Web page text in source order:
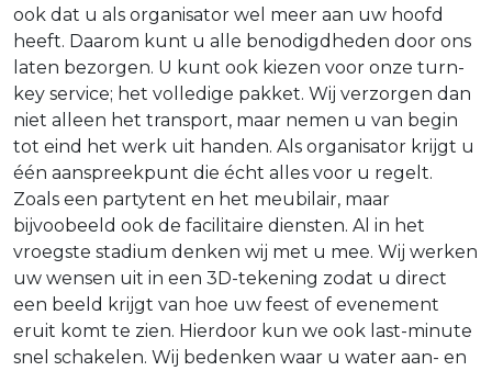
ook dat u als organisator wel meer aan uw hoofd
heeft. Daarom kunt u alle benodigdheden door ons
laten bezorgen. U kunt ook kiezen voor onze turn-
key service; het volledige pakket. Wij verzorgen dan
niet alleen het transport, maar nemen u van begin
tot eind het werk uit handen. Als organisator krijgt u
één aanspreekpunt die écht alles voor u regelt.
Zoals een partytent en het meubilair, maar
bijvoobeeld ook de facilitaire diensten. Al in het
vroegste stadium denken wij met u mee. Wij werken
uw wensen uit in een 3D-tekening zodat u direct
een beeld krijgt van hoe uw feest of evenement
eruit komt te zien. Hierdoor kun we ook last-minute
snel schakelen. Wij bedenken waar u water aan- en